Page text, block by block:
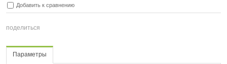
Добавить к сравнению
поделиться
Параметры